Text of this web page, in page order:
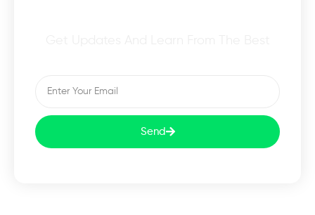
Send